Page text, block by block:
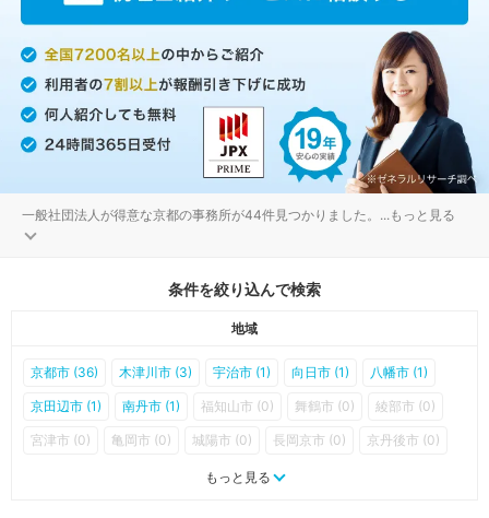
一般社団法人が得意な京都の事務所が44件見つかりました。 ...もっと見る
条件を絞り込んで検索
地域
京都市 (36) 木津川市 (3) 宇治市 (1) 向日市 (1) 八幡市 (1)
京田辺市 (1) 南丹市 (1) 福知山市 (0) 舞鶴市 (0) 綾部市 (0)
宮津市 (0) 亀岡市 (0) 城陽市 (0) 長岡京市 (0) 京丹後市 (0)
井手町 (0)
もっと見る